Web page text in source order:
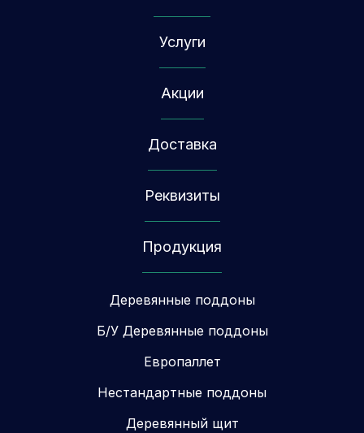
Услуги
Акции
Доставка
Реквизиты
Продукция
Деревянные поддоны
Б/У Деревянные поддоны
Европаллет
Нестандартные поддоны
Деревянный щит